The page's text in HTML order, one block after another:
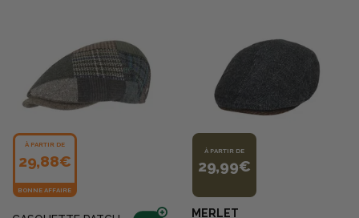
À PARTIR DE
29,88€
BONNE AFFAIRE
À PARTIR DE
29,99€
MERLET